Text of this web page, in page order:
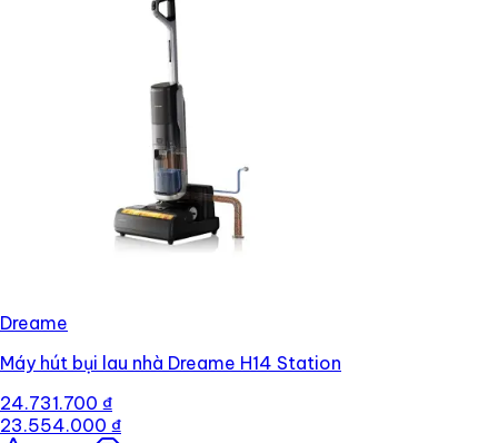
Dreame
Máy hút bụi lau nhà Dreame H14 Station
24.731.700 ₫
23.554.000 ₫